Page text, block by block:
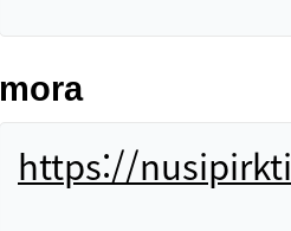
mora
https://